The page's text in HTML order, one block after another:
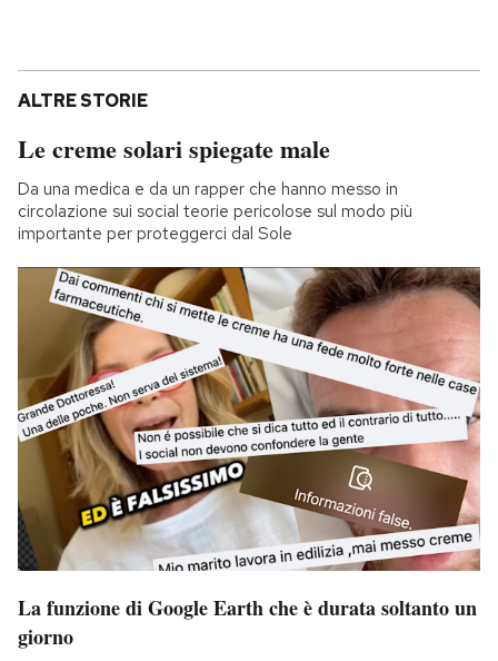
ALTRE STORIE
Le creme solari spiegate male
Da una medica e da un rapper che hanno messo in
circolazione sui social teorie pericolose sul modo più
importante per proteggerci dal Sole
La funzione di Google Earth che è durata soltanto un
giorno